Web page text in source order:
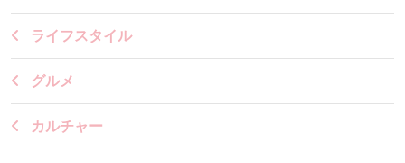
ライフスタイル
グルメ
カルチャー